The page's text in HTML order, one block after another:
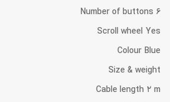
Number of buttons 6
Scroll wheel Yes
Colour Blue
Size & weight
Cable length 2 m